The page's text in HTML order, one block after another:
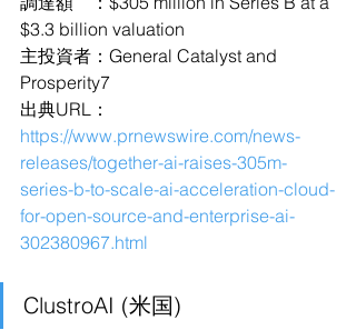
$3.3 billion valuation
主投資者：General Catalyst and
Prosperity7
出典URL：
https://www.prnewswire.com/news-
releases/together-ai-raises-305m-
series-b-to-scale-ai-acceleration-cloud-
for-open-source-and-enterprise-ai-
302380967.html
ClustroAI (米国)